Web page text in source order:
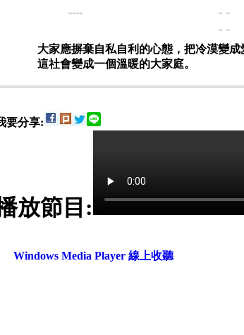
----
- -
- -
大家應摒棄自私自利的心態，把冷漠變成
這社會變成一個溫暖的大家庭。
要分享:
放節目:
Windows Media Player 線上收聽